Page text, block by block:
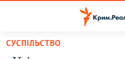
Перейти
СУСПІЛЬСТВО